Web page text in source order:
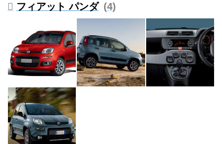
フィアット パンダ 4